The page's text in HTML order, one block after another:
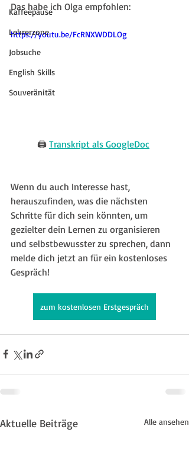
Kaffeepause
Lehrerzone
Jobsuche
English Skills
Souveränität
Das habe ich Olga empfohlen:
https://youtu.be/FcRNXWDDLOg
🖨 Transkript als GoogleDoc
Wenn du auch Interesse hast,
herauszufinden, was die nächsten
Schritte für dich sein könnten, um
gezielter dein Lernen zu organisieren
und selbstbewusster zu sprechen, dann
melde dich jetzt an für ein kostenloses
Gespräch!
zum kostenlosen Erstgespräch
Aktuelle Beiträge Alle ansehen